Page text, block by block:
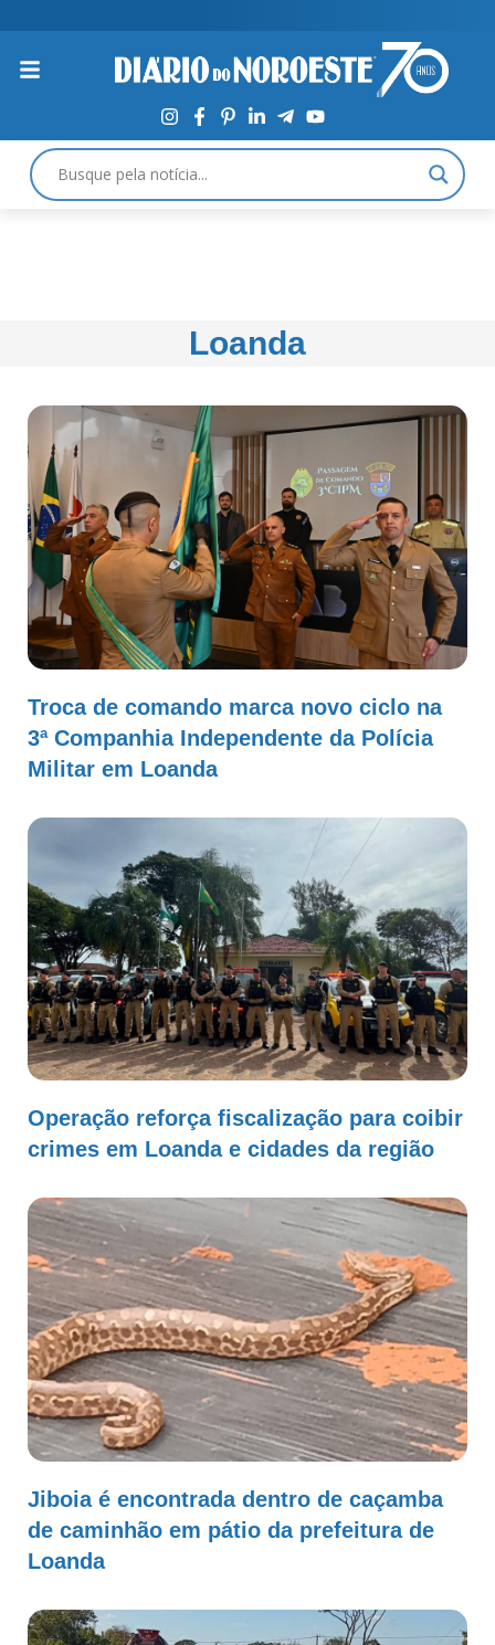
Loanda
Troca de comando marca novo ciclo na
3ª Companhia Independente da Polícia
Militar em Loanda
Operação reforça fiscalização para coibir
crimes em Loanda e cidades da região
Jiboia é encontrada dentro de caçamba
de caminhão em pátio da prefeitura de
Loanda